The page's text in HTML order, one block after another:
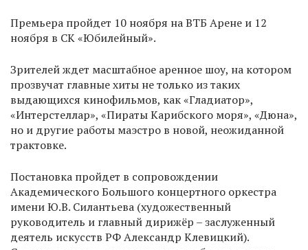
Премьера пройдет 10 ноября на ВТБ Арене и 12
ноября в CК «Юбилейный».
Зрителей ждет масштабное аренное шоу, на котором
прозвучат главные хиты не только из таких
выдающихся кинофильмов, как «Гладиатор»,
«Интерстеллар», «Пираты Карибского моря», «Дюна»,
но и другие работы маэстро в новой, неожиданной
трактовке.
Постановка пройдет в сопровождении
Академического Большого концертного оркестра
имени Ю.В. Силантьева (художественный
руководитель и главный дирижёр – заслуженный
деятель искусств РФ Александр Клевицкий).